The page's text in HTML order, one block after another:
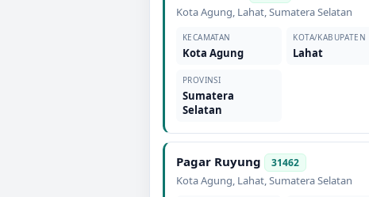
Kota Agung, Lahat,Sumatera Selatan
KECAMATAN
Kota Agung
KOTA/KABUPATEN
Lahat
PROVINSI
Sumatera
Selatan
Pagar Ruyung 31462
Kota Agung, Lahat,Sumatera Selatan